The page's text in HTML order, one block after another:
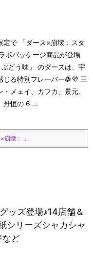
定で 「ダース×崩壊：スタ
ボパッケージ商品が登場
どう味」 のダースは、宇
じる特別フレーバー🍇💜 三
・メェイ、カフカ、景元、
丹恒の 6 ...
崩壊： ...
ッズ登場♪14店舗＆
シリーズシャカシャ
など